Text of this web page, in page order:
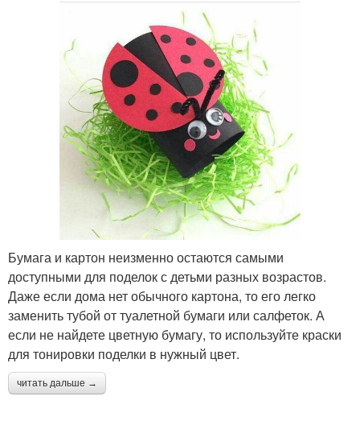
Бумага и картон неизменно остаются самыми
доступными для поделок с детьми разных возрастов.
Даже если дома нет обычного картона, то его легко
заменить тубой от туалетной бумаги или салфеток. А
если не найдете цветную бумагу, то используйте краски
для тонировки поделки в нужный цвет.
читать дальше →